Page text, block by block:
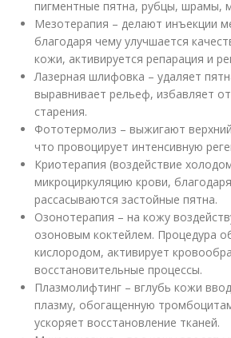
пигментные пятна, рубцы, шрамы,
Мезотерапия – делают инъекции
благодаря чему улучшается
кожи, активируется репарация и
Лазерная шлифовка – удаляет
выравнивает рельеф, избавляет
старения.
Фототермолиз – выжигают
что провоцирует интенсивную
Криотерапия (воздействие
микроциркуляцию крови,
рассасываются застойные пятна.
Озонотерапия – на кожу
озоновым коктейлем. Процедура
кислородом, активирует
восстановительные процессы.
Плазмолифтинг – вглубь кожи
плазму, обогащенную
ускоряет восстановление тканей.